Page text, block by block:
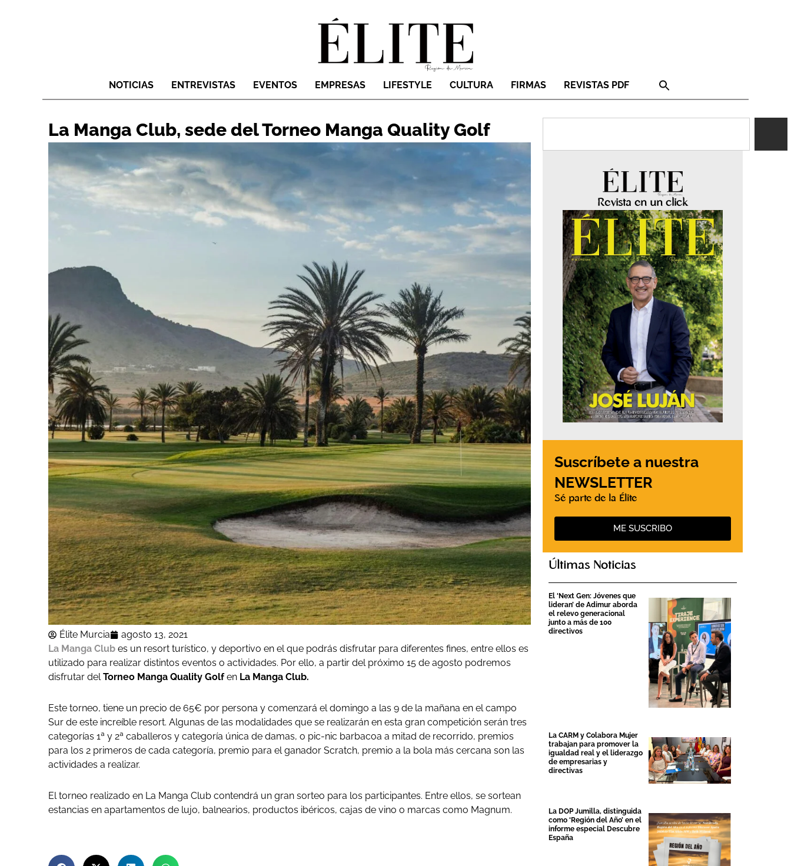
NOTICIAS ENTREVISTAS EVENTOS EMPRESAS LIFESTYLE CULTURA FIRMAS REVISTAS PDF
La Manga Club, sede del Torneo Manga Quality Golf
Élite Murcia
agosto 13, 2021
La Manga Club es un resort turístico, y deportivo en el que podrás disfrutar para diferentes fines, entre ellos es
utilizado para realizar distintos eventos o actividades. Por ello, a partir del próximo 15 de agosto podremos
disfrutar delTorneo Manga Quality Golfen La Manga Club.
Este torneo, tiene un precio de 65€ por persona y comenzará el domingo a las 9 de la mañana en el campo
Sur de este increíble resort. Algunas de las modalidades que se realizarán en esta gran competición serán tres
categorías 1ª y 2ª caballeros y categoría única de damas, o pic-nic barbacoa a mitad de recorrido, premios
para los 2 primeros de cada categoría, premio para el ganador Scratch, premio a la bola más cercana son las
actividades a realizar.
El torneo realizado en La Manga Club contendrá un gran sorteo para los participantes. Entre ellos, se sortean
estancias en apartamentos de lujo, balnearios, productos ibéricos, cajas de vino o marcas como Magnum.
Revista en un click
Suscríbete a nuestra
NEWSLETTER
Sé parte de la Élite
ME SUSCRIBO
Últimas Noticias
El ‘Next Gen: Jóvenes que
lideran’ de Adimur aborda
el relevo generacional
junto a más de 100
directivos
La CARM y Colabora Mujer
trabajan para promover la
igualdad real y el liderazgo
de empresarias y
directivas
La DOP Jumilla, distinguida
como ‘Región del Año’ en el
informe especial Descubre
España